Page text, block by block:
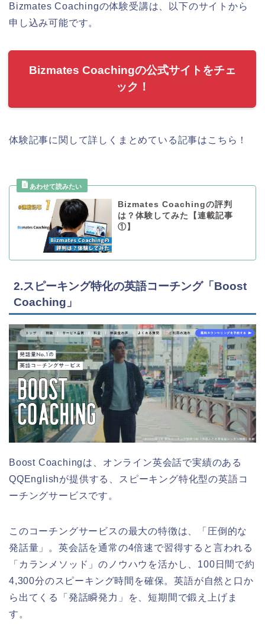
Bizmates Coachingの体験受講は、以下のサイトから
申し込み可能です。
Bizmates Coachingの公式サイトをチェ
ック！
体験記事に関して詳しくまとめている記事はこちら！
Bizmates Coachingの評判
は？体験してみた【連載記事
①】
2.スピーキング特化の英語コーチング「Boost
Coaching」
Boost Coachingは、オンライン英会話で実績のある
QQEnglishが提供する、スピーキング特化型の英語コ
ーチングサービスです。
このコーチングサービスの最大の特徴は、「圧倒的な
発話量」。英会話を通常の4倍速で習得すると言われる
「カランメソッド」のノウハウを活かし、100日間で約
4,300分のスピーキング時間を確保。英語が自然と口か
ら出てくる「発話瞬発力」を、短期間で鍛え上げま
す。